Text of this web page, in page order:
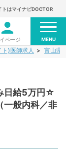
はマイナビDOCTOR
ページ MENU
)医師求人 富山県
日給5万円☆
一般内科／非